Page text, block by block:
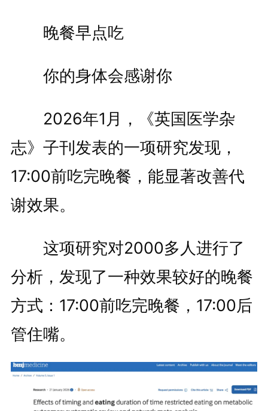
晚餐早点吃
你的身体会感谢你
2026年1月，《英国医学杂
志》子刊发表的一项研究发现，
17:00前吃完晚餐，能显著改善代
谢效果。
这项研究对2000多人进行了
分析，发现了一种效果较好的晚餐
方式：17:00前吃完晚餐，17:00后
管住嘴。